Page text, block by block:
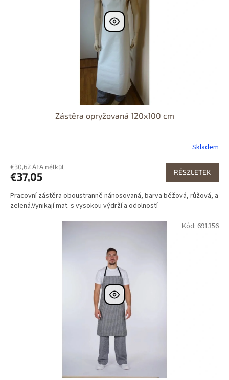
Zástěra opryžovaná 120x100 cm
Skladem
€30,62 ÁFA nélkül
€37,05 RÉSZLETEK
Pracovní zástěra oboustranně nánosovaná, barva béžová, růžová, a
zelená.Vynikají mat. s vysokou výdrží a odolností
Kód: 691356